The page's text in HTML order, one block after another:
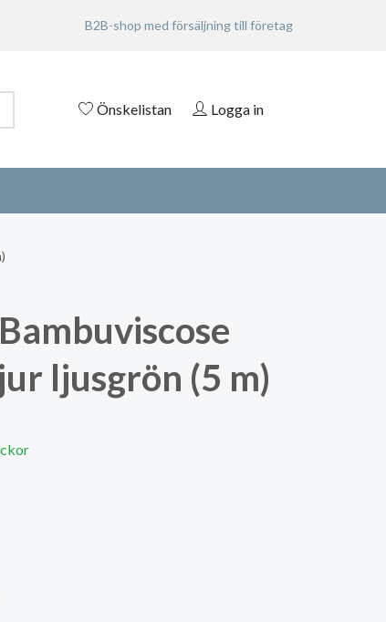
B2B-shop med försäljning till företag
Önskelistan Logga in
ljusgrön (5 m)